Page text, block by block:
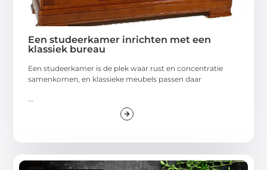
Een studeerkamer inrichten met een
klassiek bureau
Een studeerkamer is de plek waar rust en concentratie
samenkomen, en klassieke meubels passen daar